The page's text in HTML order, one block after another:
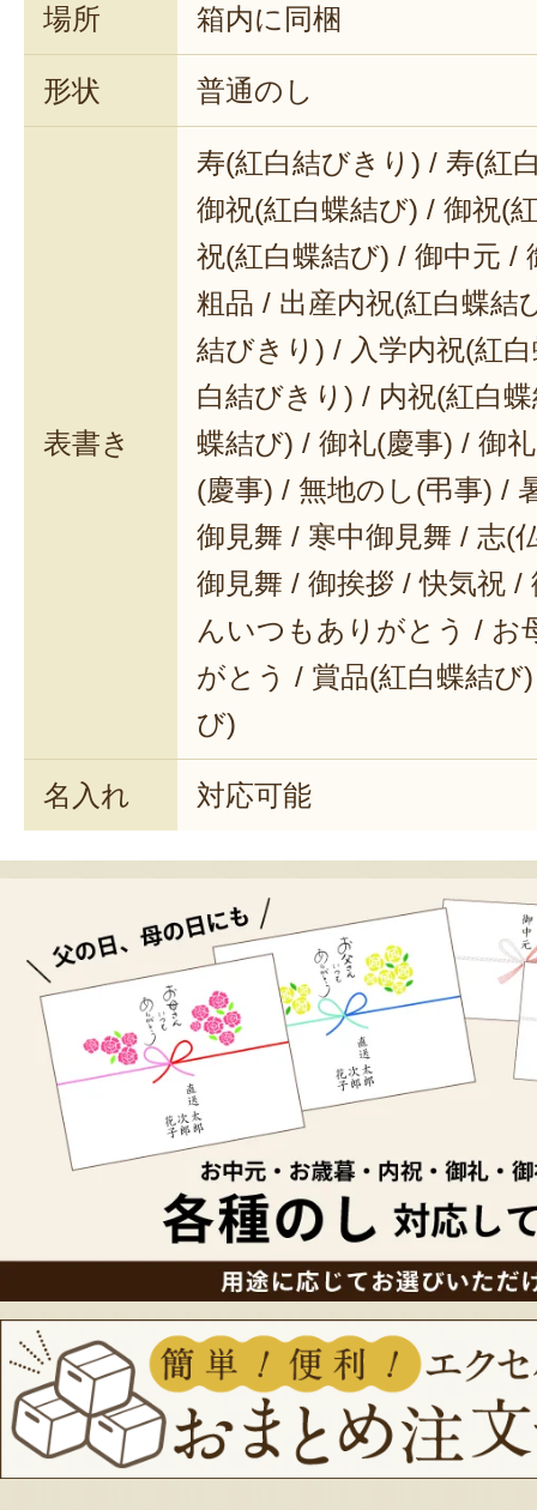
場所 箱内に同梱
形状 普通のし
表書き
寿(紅白結びきり) / 寿(紅
御祝(紅白蝶結び) / 御祝(
祝(紅白蝶結び) / 御中元 /
粗品 / 出産内祝(紅白蝶結
結びきり) / 入学内祝(紅
白結びきり) / 内祝(紅白
蝶結び) / 御礼(慶事) / 御
(慶事) / 無地のし(弔事) /
御見舞 / 寒中御見舞 / 志(
御見舞 / 御挨拶 / 快気祝 /
んいつもありがとう / お
がとう / 賞品(紅白蝶結び
び)
名入れ 対応可能